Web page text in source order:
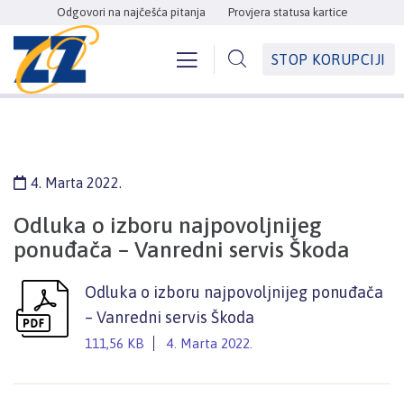
Odgovori na najčešća pitanja Provjera statusa kartice
STOP KORUPCIJI
4. Marta 2022.
Odluka o izboru najpovoljnijeg
ponuđača – Vanredni servis Škoda
Odluka o izboru najpovoljnijeg ponuđača
– Vanredni servis Škoda
111,56 KB 4. Marta 2022.